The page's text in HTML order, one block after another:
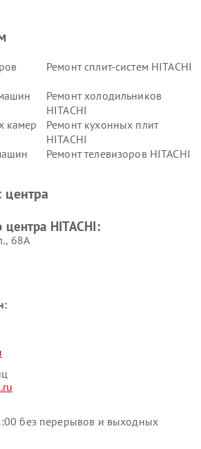
Ремонт сплит-систем HITACHI
Ремонт холодильников
HITACHI
камер
Ремонт кухонных плит
HITACHI
Ремонт телевизоров HITACHI
HITACHI
HITACHI
центра
центра HITACHI:
68А
без перерывов и выходных